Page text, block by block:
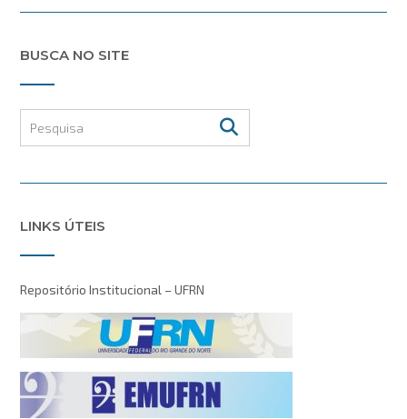
BUSCA NO SITE
LINKS ÚTEIS
Repositório Institucional – UFRN